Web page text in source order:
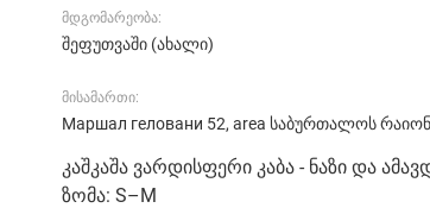
მდგომარეობა:
შეფუთვაში (ახალი)
მისამართი:
Маршал геловани 52, area საბურთალოს
კაშკაშა ვარდისფერი კაბა - ნაზი და
ზომა: S–M